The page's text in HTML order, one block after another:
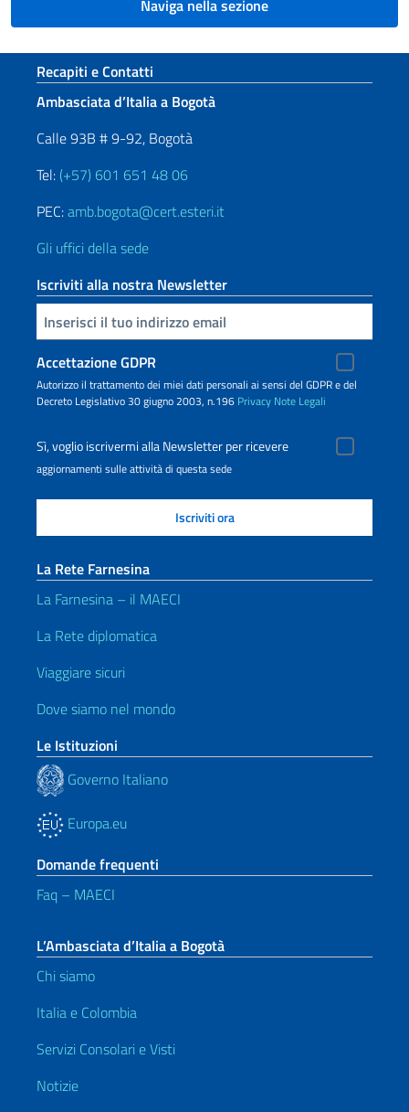
Naviga nella sezione
Sezione footer
Recapiti e Contatti
Ambasciata d’Italia a Bogotà
Calle 93B # 9-92, Bogotà
Tel: (+57) 601 651 48 06
PEC:amb.bogota@cert.esteri.it
Gli uffici della sede
Iscriviti alla nostra Newsletter
Inserisci la tua email
Accettazione GDPR
Autorizzo il trattamento dei miei dati personali ai sensi del GDPR e del
Decreto Legislativo 30 giugno 2003, n.196 Privacy Note Legali
Sì, voglio iscrivermi alla Newsletter per ricevere
aggiornamenti sulle attività di questa sede
La Rete Farnesina
La Farnesina – il MAECI
La Rete diplomatica
Viaggiare sicuri
Dove siamo nel mondo
Le Istituzioni
Governo Italiano
Europa.eu
Domande frequenti
Faq – MAECI
L’Ambasciata d’Italia a Bogotà
Chi siamo
Italia e Colombia
Servizi Consolari e Visti
Notizie